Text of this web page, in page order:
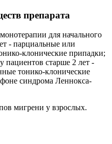
препарата
для начального
- парциальные или
клонические припадки;
пациентов старше 2 лет -
тонико-клонические
синдрома Леннокса-
мигрени у взрослых.